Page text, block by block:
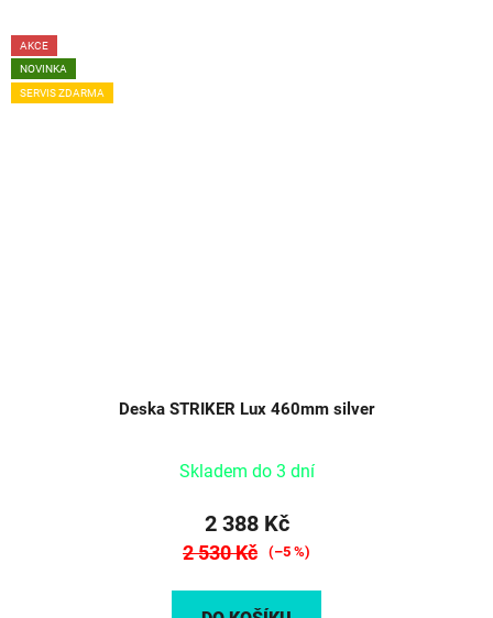
AKCE
NOVINKA
SERVIS ZDARMA
Deska STRIKER Lux 460mm silver
Skladem do 3 dní
2 388 Kč
2 530 Kč (–5 %)